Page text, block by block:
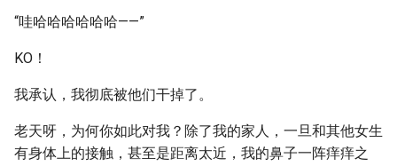
“哇哈哈哈哈哈哈——”
KO！
我承认，我彻底被他们干掉了。
老天呀，为何你如此对我？除了我的家人，一旦和其他女生
有身体上的接触，甚至是距离太近，我的鼻子一阵痒痒之